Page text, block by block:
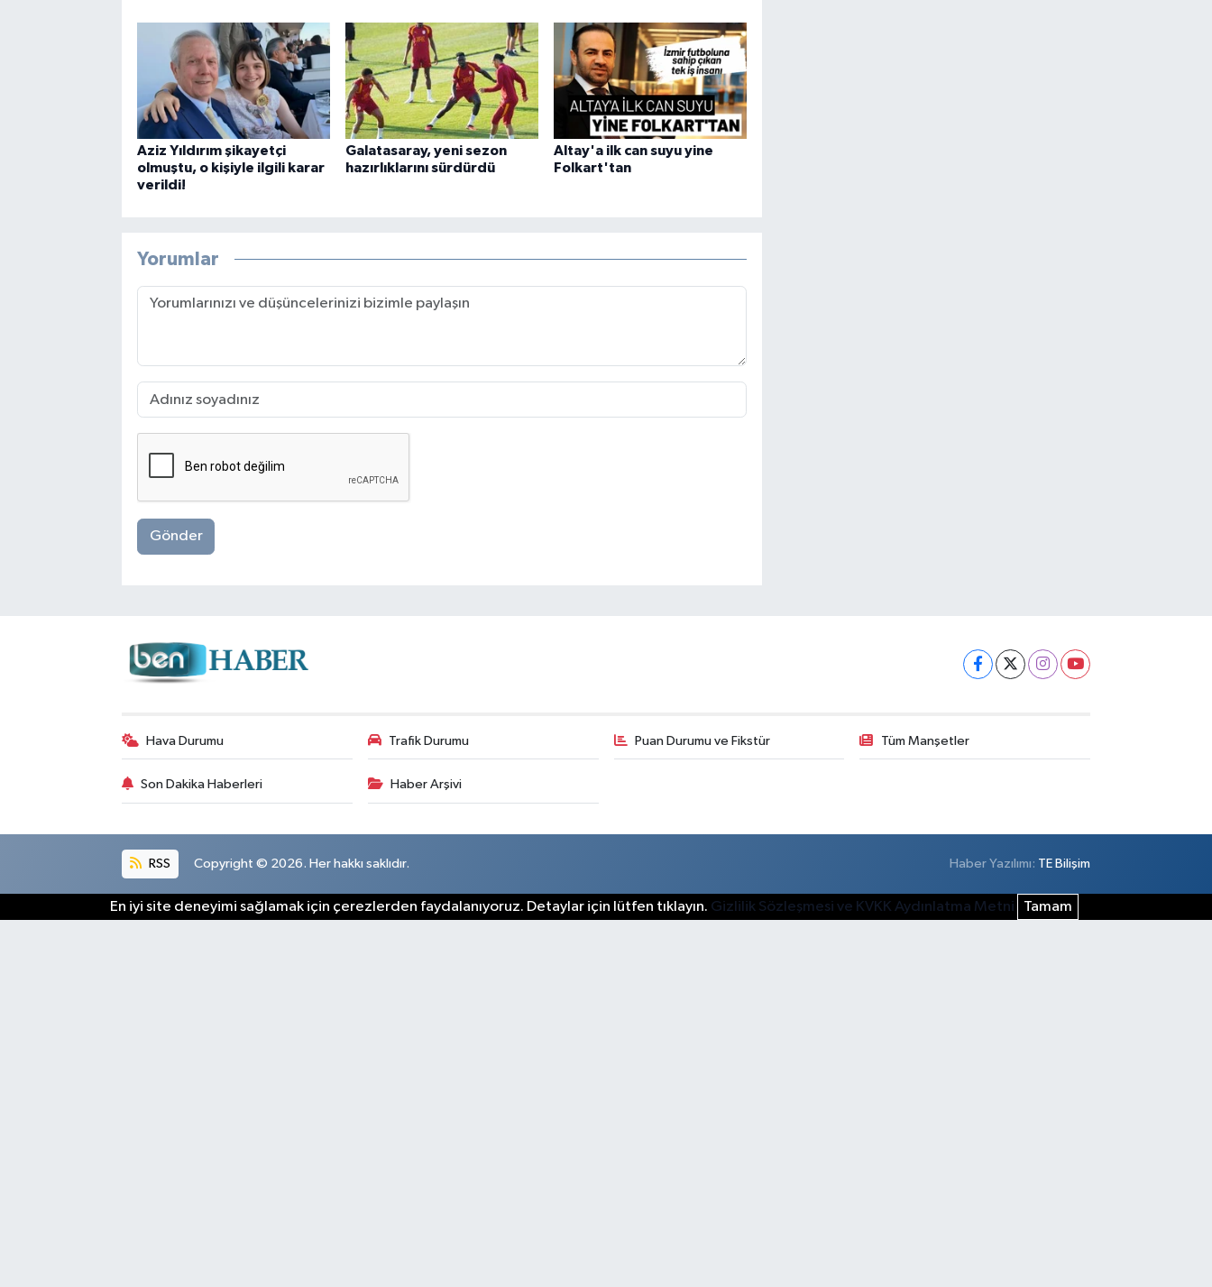
Aziz Yıldırım şikayetçi
olmuştu, o kişiyle ilgili karar
verildi!
Galatasaray, yeni sezon
hazırlıklarını sürdürdü
Altay'a ilk can suyu yine
Folkart'tan
Yorumlar
Gönder
Hava Durumu Trafik Durumu Puan Durumu ve Fikstür Tüm Manşetler
Son Dakika Haberleri Haber Arşivi
RSS Copyright © 2026. Her hakkı saklıdır. Haber Yazılımı: TE Bilişim
En iyi site deneyimi sağlamak için çerezlerden faydalanıyoruz. Detaylar için lütfen tıklayın. Gizlilik Sözleşmesi ve KVKK Aydınlatma Metni Tamam